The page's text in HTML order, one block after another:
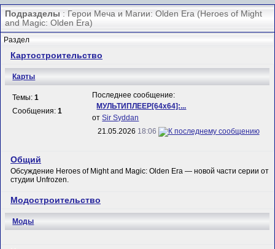
Подразделы : Герои Меча и Магии: Olden Era (Heroes of Might
and Magic: Olden Era)
Раздел
Картостроительство
Карты
Темы:1
Сообщения:1
Последнее сообщение:
МУЛЬТИПЛЕЕР[64x64]:...
отSir Syddan
21.05.2026 18:06
Общий
Обсуждение Heroes of Might and Magic: Olden Era — новой части серии от
студии Unfrozen.
Модостроительство
Моды